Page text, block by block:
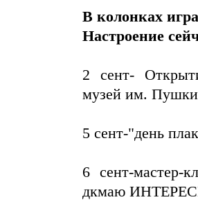
В колонках
Настроение
2 сент-
музей им.
5 сент-"день
6 сент-мастер-
дкмаю